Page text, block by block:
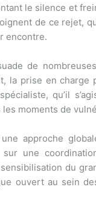
le silence et
de ce rejet,
encontre.
de
la prise en charge
qu’il
moments de
approche
sur une
du
ouvert au sein